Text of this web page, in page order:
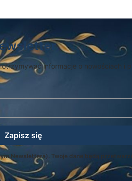
informacje o nowościach i
Zapisz się
Newslettera). Twoje dane będą